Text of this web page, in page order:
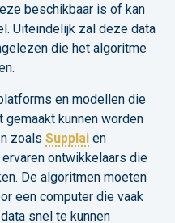
beschikbaar is of kan
Uiteindelijk zal deze data
die het algoritme
en modellen die
kunnen worden
zoals Supplai en
ontwikkelaars die
De algoritmen moeten
een computer die vaak
snel te kunnen